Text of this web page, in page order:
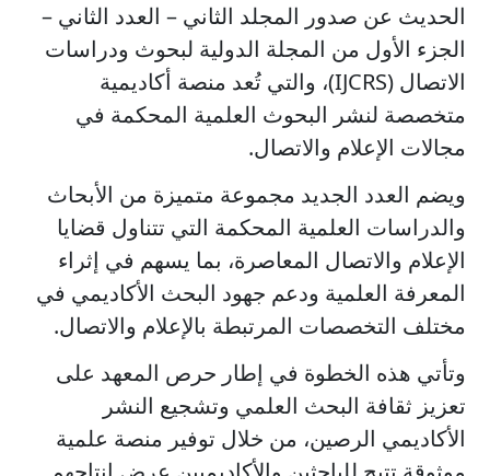
الحديث عن صدور المجلد الثاني – العدد الثاني –
الجزء الأول من المجلة الدولية لبحوث ودراسات
الاتصال (IJCRS)، والتي تُعد منصة أكاديمية
متخصصة لنشر البحوث العلمية المحكمة في
مجالات الإعلام والاتصال.
ويضم العدد الجديد مجموعة متميزة من الأبحاث
والدراسات العلمية المحكمة التي تتناول قضايا
الإعلام والاتصال المعاصرة، بما يسهم في إثراء
المعرفة العلمية ودعم جهود البحث الأكاديمي في
مختلف التخصصات المرتبطة بالإعلام والاتصال.
وتأتي هذه الخطوة في إطار حرص المعهد على
تعزيز ثقافة البحث العلمي وتشجيع النشر
الأكاديمي الرصين، من خلال توفير منصة علمية